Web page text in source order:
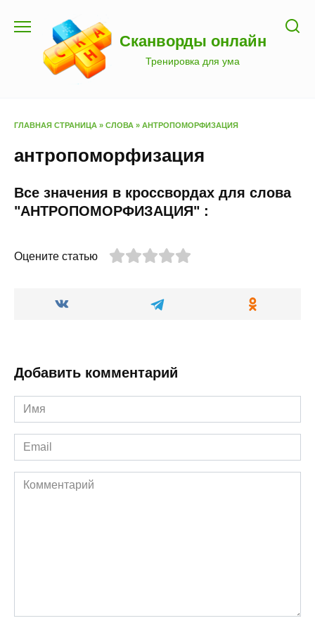
содержанию
Сканворды онлайн
Тренировка для ума
ГЛАВНАЯ СТРАНИЦА » СЛОВА » АНТРОПОМОРФИЗАЦИЯ
антропоморфизация
Все значения в кроссвордах для слова
"АНТРОПОМОРФИЗАЦИЯ" :
Оцените статью
Добавить комментарий
Имя
*
Email
*
Комментарий